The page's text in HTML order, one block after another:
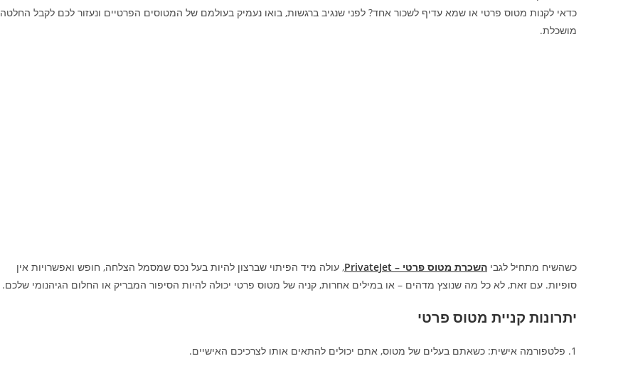
כדאי לקנות מטוס פרטי או שמא עדיף לשכור אחד? לפני שנגיב ברגשות, בואו נעמיק בעולמם של המטוסים הפרטיים ונעזור לכם לקבל החלטה
מושכלת.
כשהשיח מתחיל לגבי השכרת מטוס פרטי – PrivateJet
, עולה מיד הפיתוי שברצון להיות בעל נכס שמסמל הצלחה, חופש ואפשרויות אין
סופיות. עם זאת, לא כל מה שנוצץ מדהים – או במילים אחרות, קניה של מטוס פרטי יכולה להיות הסיפור המבריק או החלום הגיהנומי שלכם.
יתרונות קניית מטוס פרטי
1. פלטפורמה אישית: כשאתם בעלים של מטוס, אתם יכולים להתאים אותו לצרכיכם האישיים.